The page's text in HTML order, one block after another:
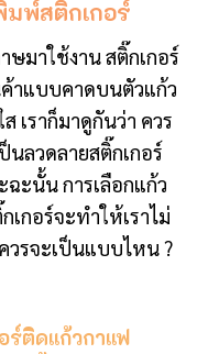
พ์สติ๊กเกอร์
ษมาใช้งาน สติ๊กเกอร์
าแบบคาดบนตัวแก้ว
เราก็มาดูกันว่า ควร
ลวดลายสติ๊กเกอร์
ะนั้น การเลือกแก้ว
กอร์จะทำให้เราไม่
วรจะเป็นแบบไหน ?
ร์ติดแก้วกาแฟ